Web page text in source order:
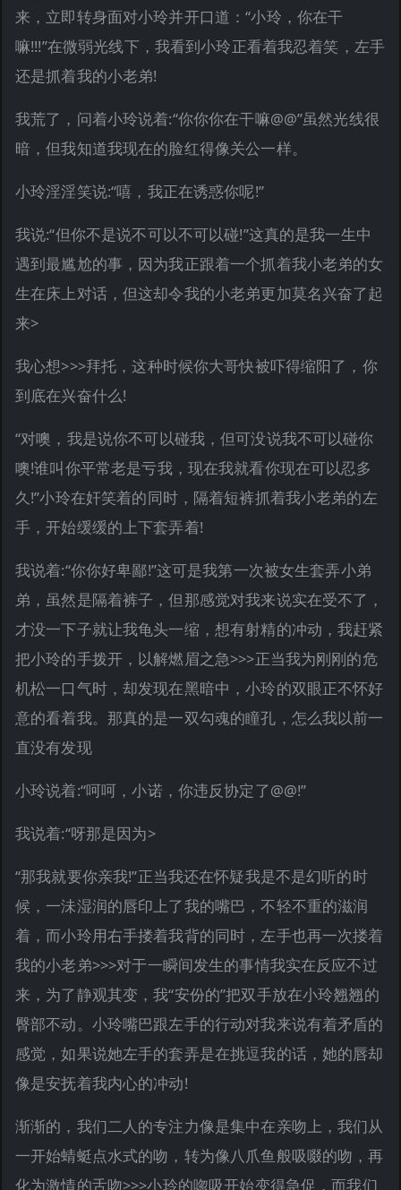
来，立即转身面对小玲并开口道：“小玲，你在干
嘛!!!”在微弱光线下，我看到小玲正看着我忍着笑，左手
还是抓着我的小老弟!
我荒了，问着小玲说着:“你你你在干嘛@@”虽然光线很
暗，但我知道我现在的脸红得像关公一样。
小玲淫淫笑说:“嘻，我正在诱惑你呢!”
我说:“但你不是说不可以不可以碰!”这真的是我一生中
遇到最尴尬的事，因为我正跟着一个抓着我小老弟的女
生在床上对话，但这却令我的小老弟更加莫名兴奋了起
来>
我心想>>>拜托，这种时候你大哥快被吓得缩阳了，你
到底在兴奋什么!
“对噢，我是说你不可以碰我，但可没说我不可以碰你
噢!谁叫你平常老是亏我，现在我就看你现在可以忍多
久!”小玲在奸笑着的同时，隔着短裤抓着我小老弟的左
手，开始缓缓的上下套弄着!
我说着:“你你好卑鄙!”这可是我第一次被女生套弄小弟
弟，虽然是隔着裤子，但那感觉对我来说实在受不了，
才没一下子就让我龟头一缩，想有射精的冲动，我赶紧
把小玲的手拨开，以解燃眉之急>>>正当我为刚刚的危
机松一口气时，却发现在黑暗中，小玲的双眼正不怀好
意的看着我。那真的是一双勾魂的瞳孔，怎么我以前一
直没有发现
小玲说着:“呵呵，小诺，你违反协定了@@!”
我说着:“呀那是因为>
“那我就要你亲我!”正当我还在怀疑我是不是幻听的时
候，一沬湿润的唇印上了我的嘴巴，不轻不重的滋润
着，而小玲用右手搂着我背的同时，左手也再一次搂着
我的小老弟>>>对于一瞬间发生的事情我实在反应不过
来，为了静观其变，我“安份的”把双手放在小玲翘翘的
臀部不动。小玲嘴巴跟左手的行动对我来说有着矛盾的
感觉，如果说她左手的套弄是在挑逗我的话，她的唇却
像是安抚着我内心的冲动!
渐渐的，我们二人的专注力像是集中在亲吻上，我们从
一开始蜻蜓点水式的吻，转为像八爪鱼般吸啜的吻，再
化为激情的舌吻>>>小玲的唿吸开始变得急促，而我们